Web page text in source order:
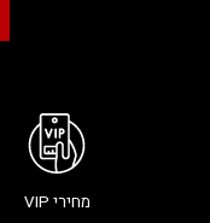
מחירי VIP